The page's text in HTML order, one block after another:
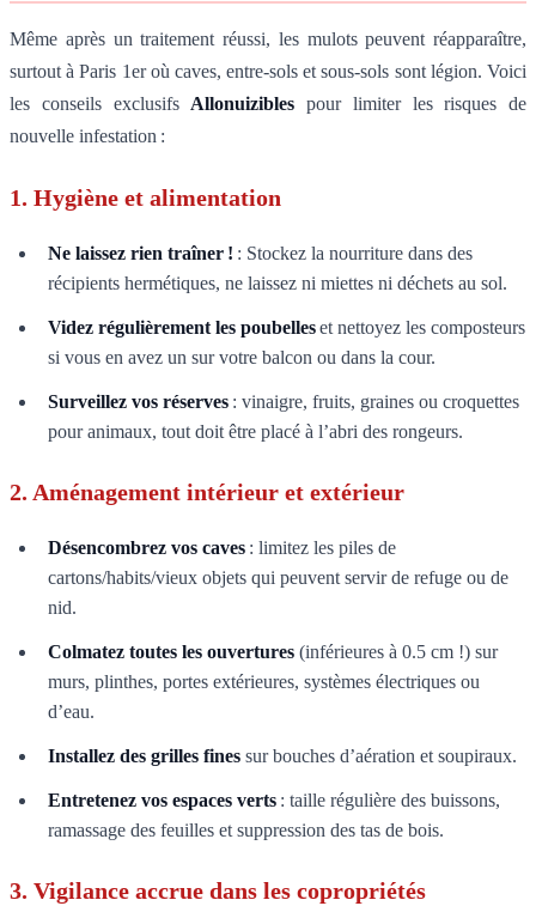
Même après un traitement réussi, les mulots peuvent réapparaître,
surtout à Paris 1er où caves, entre-sols et sous-sols sont légion. Voici
les conseils exclusifs Allonuizibles pour limiter les risques de
nouvelle infestation :
1. Hygiène et alimentation
Ne laissez rien traîner ! : Stockez la nourriture dans des
récipients hermétiques, ne laissez ni miettes ni déchets au sol.
Videz régulièrement les poubelleset nettoyez les composteurs
si vous en avez un sur votre balcon ou dans la cour.
Surveillez vos réserves : vinaigre, fruits, graines ou croquettes
pour animaux, tout doit être placé à l’abri des rongeurs.
2. Aménagement intérieur et extérieur
Désencombrez vos caves : limitez les piles de
cartons/habits/vieux objets qui peuvent servir de refuge ou de
nid.
Colmatez toutes les ouvertures (inférieures à 0.5 cm !) sur
murs, plinthes, portes extérieures, systèmes électriques ou
d’eau.
Installez des grilles fines sur bouches d’aération et soupiraux.
Entretenez vos espaces verts : taille régulière des buissons,
ramassage des feuilles et suppression des tas de bois.
3. Vigilance accrue dans les copropriétés